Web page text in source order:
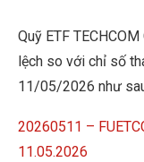
Quỹ ETF
lệch so với chỉ số
11/05/2026 như
20260511 –
11.05.2026